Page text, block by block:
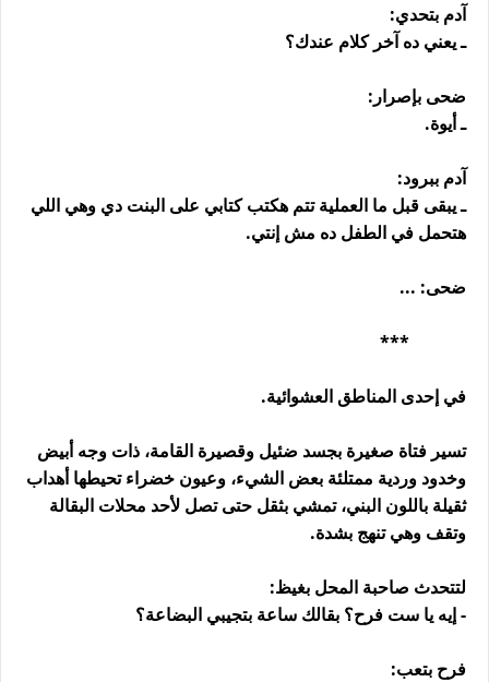
آدم بتحدي:
ـ يعني ده آخر كلام عندك؟
ضحى بإصرار:
ـ أيوة.
آدم ببرود:
ـ يبقى قبل ما العملية تتم هكتب كتابي على البنت دي وهي اللي
هتحمل في الطفل ده مش إنتي.
ضحى: ...
***
في إحدى المناطق العشوائية.
تسير فتاة صغيرة بجسد ضئيل وقصيرة القامة، ذات وجه أبيض
وخدود وردية ممتلئة بعض الشيء، وعيون خضراء تحيطها أهداب
ثقيلة باللون البني، تمشي بثقل حتى تصل لأحد محلات البقالة
وتقف وهي تنهج بشدة.
لتتحدث صاحبة المحل بغيظ:
- إيه يا ست فرح؟ بقالك ساعة بتجيبي البضاعة؟
فرح بتعب: